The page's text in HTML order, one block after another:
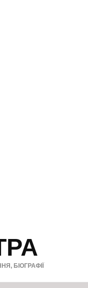
БІОГРАФІЇ